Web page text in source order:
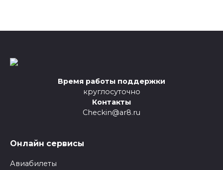
Время работы поддержки
круглосуточно
Контакты
Checkin@ar8.ru
Онлайн сервисы
Авиабилеты